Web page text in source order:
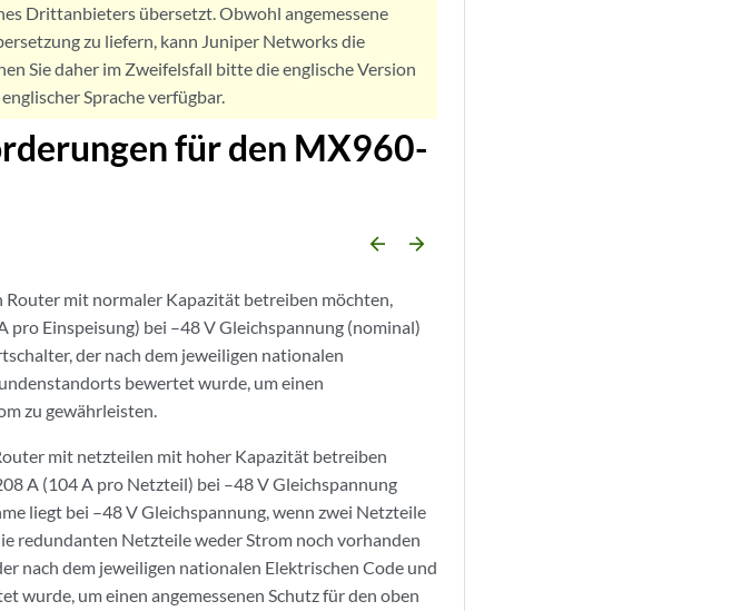
Drittanbieters übersetzt. Obwohl angemessene
zu liefern, kann Juniper Networks die
Sie daher im Zweifelsfall bitte die englische Version
Sprache verfügbar.
für den MX960-
arrow_backward arrow_forward
mit normaler Kapazität betreiben möchten,
pro Einspeisung) bei –48 V Gleichspannung (nominal)
der nach dem jeweiligen nationalen
bewertet wurde, um einen
zu gewährleisten.
mit netzteilen mit hoher Kapazität betreiben
A (104 A pro Netzteil) bei –48 V Gleichspannung
liegt bei –48 V Gleichspannung, wenn zwei Netzteile
redundanten Netzteile weder Strom noch vorhanden
nach dem jeweiligen nationalen Elektrischen Code und
wurde, um einen angemessenen Schutz für den oben